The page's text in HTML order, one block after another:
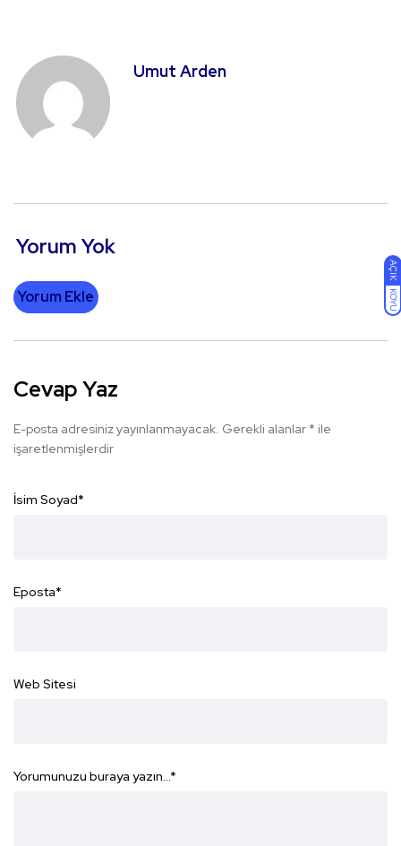
AÇIK
KOYU
Umut Arden
Yorum Yok
Yorum Ekle
Cevap Yaz
E-posta adresiniz yayınlanmayacak. Gerekli alanlar * ile
işaretlenmişlerdir
İsim Soyad*
Eposta*
Web Sitesi
Yorumunuzu buraya yazın...*